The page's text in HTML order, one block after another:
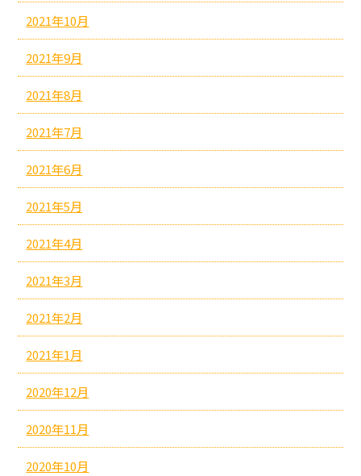
2021年10月
2021年9月
2021年8月
2021年7月
2021年6月
2021年5月
2021年4月
2021年3月
2021年2月
2021年1月
2020年12月
2020年11月
2020年10月